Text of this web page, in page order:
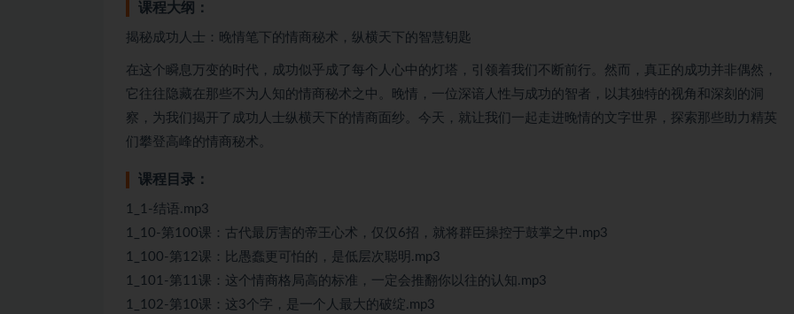
课程大纲：
揭秘成功人士：晚情笔下的情商秘术，纵横天下的智慧钥匙
在这个瞬息万变的时代，成功似乎成了每个人心中的灯塔，引领着我们不断前行。然而，真正的成功并非偶然，
它往往隐藏在那些不为人知的情商秘术之中。晚情，一位深谙人性与成功的智者，以其独特的视角和深刻的洞
察，为我们揭开了成功人士纵横天下的情商面纱。今天，就让我们一起走进晚情的文字世界，探索那些助力精英
们攀登高峰的情商秘术。
课程目录：
1_1-结语.mp3
1_10-第100课：古代最厉害的帝王心术，仅仅6招，就将群臣操控于鼓掌之中.mp3
1_100-第12课：比愚蠢更可怕的，是低层次聪明.mp3
1_101-第11课：这个情商格局高的标准，一定会推翻你以往的认知.mp3
1_102-第10课：这3个字，是一个人最大的破绽.mp3